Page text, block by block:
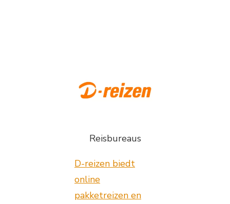
Reisbureaus
D-reizen biedt
online
pakketreizen en